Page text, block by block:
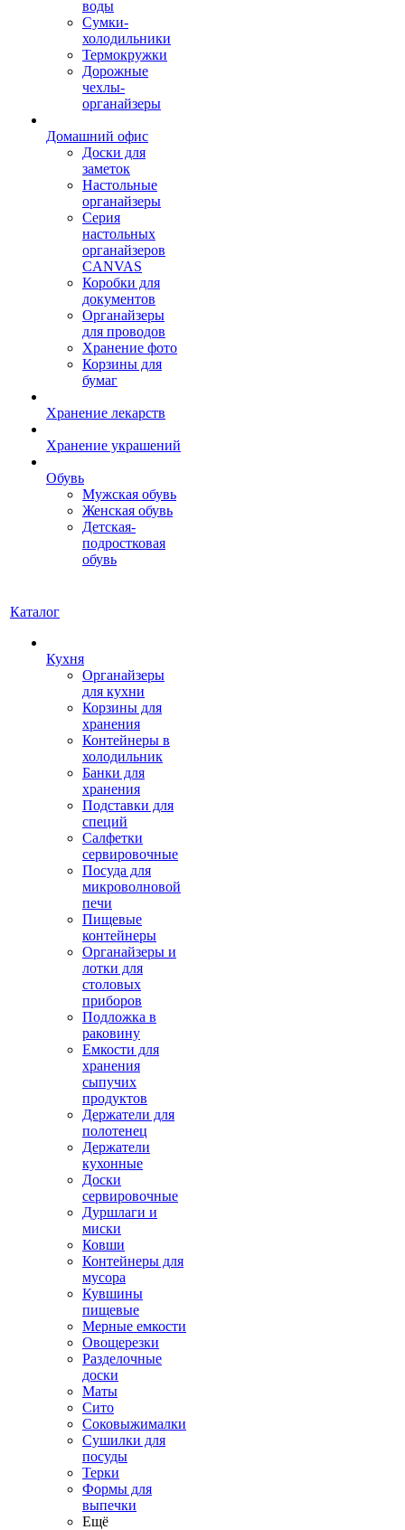
воды
Сумки-
холодильники
Термокружки
Дорожные
чехлы-
органайзеры
Домашний офис
Доски для
заметок
Настольные
органайзеры
Серия
настольных
органайзеров
CANVAS
Коробки для
документов
Органайзеры
для проводов
Хранение фото
Корзины для
бумаг
Хранение лекарств
Хранение украшений
Обувь
Мужская обувь
Женская обувь
Детская-
подростковая
обувь
Каталог
Кухня
Органайзеры
для кухни
Корзины для
хранения
Контейнеры в
холодильник
Банки для
хранения
Подставки для
специй
Салфетки
сервировочные
Посуда для
микроволновой
печи
Пищевые
контейнеры
Органайзеры и
лотки для
столовых
приборов
Подложка в
раковину
Емкости для
хранения
сыпучих
продуктов
Держатели для
полотенец
Держатели
кухонные
Доски
сервировочные
Дуршлаги и
миски
Ковши
Контейнеры для
мусора
Кувшины
пищевые
Мерные емкости
Овощерезки
Разделочные
доски
Маты
Сито
Соковыжималки
Сушилки для
посуды
Терки
Формы для
выпечки
Ещё